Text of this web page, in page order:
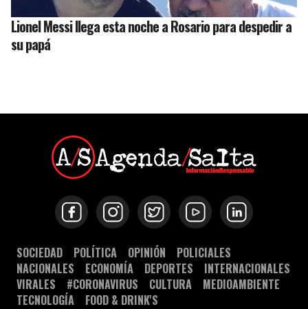
Lionel Messi llega esta noche a Rosario para despedir a
su papá
SOCIEDAD POLÍTICA OPINIÓN
POLICIALES
NACIONALES
ECONOMÍA DEPORTES
INTERNACIONALES
VIRALES
#CORONAVIRUS CULTURA
MEDIOAMBIENTE
TECNOLOGÍA
FOOD & DRINK'S